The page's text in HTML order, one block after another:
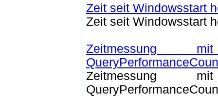
Zeit seit Windowsstart
Zeit seit Windowsstart